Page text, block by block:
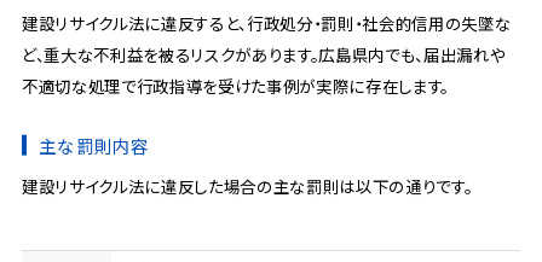
建設リサイクル法に違反すると、行政処分・罰則・社会的信用の失墜な
ど、重大な不利益を被るリスクがあります。広島県内でも、届出漏れや
不適切な処理で行政指導を受けた事例が実際に存在します。
主な罰則内容
建設リサイクル法に違反した場合の主な罰則は以下の通りです。